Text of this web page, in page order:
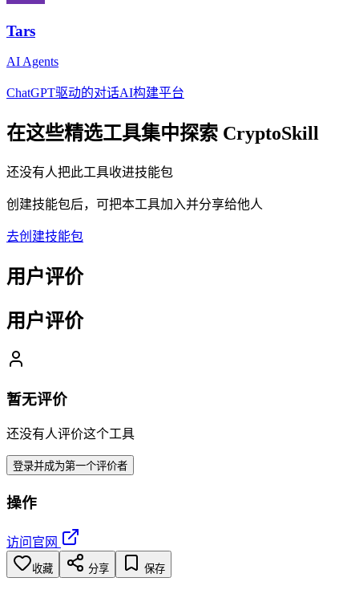
Tars
AI Agents
ChatGPT驱动的对话AI构建平台
在这些精选工具集中探索 CryptoSkill
还没有人把此工具收进技能包
创建技能包后，可把本工具加入并分享给他人
去创建技能包
用户评价
用户评价
暂无评价
还没有人评价这个工具
登录并成为第一个评价者
操作
访问官网
收藏 分享 保存